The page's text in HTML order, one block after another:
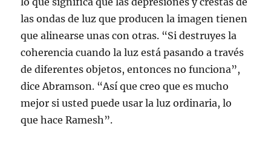
las ondas de luz que producen la imagen tienen
que alinearse unas con otras. “Si destruyes la
coherencia cuando la luz está pasando a través
de diferentes objetos, entonces no funciona”,
dice Abramson. “Así que creo que es mucho
mejor si usted puede usar la luz ordinaria, lo
que hace Ramesh”.